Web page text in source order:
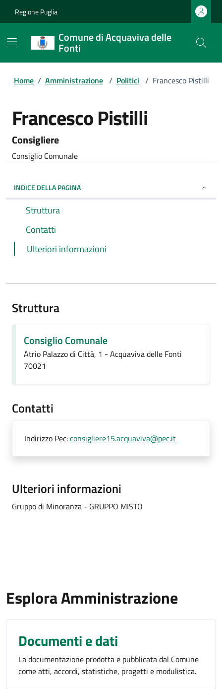
Regione Puglia
Comune di Acquaviva delle
Fonti
Home / Amministrazione / Politici / Francesco Pistilli
Francesco Pistilli
Consigliere
Consiglio Comunale
INDICE DELLA PAGINA
Struttura
Contatti
Ulteriori informazioni
Struttura
Consiglio Comunale
Atrio Palazzo di Città, 1 - Acquaviva delle Fonti
70021
Contatti
Indirizzo Pec:consigliere15.acquaviva@pec.it
Ulteriori informazioni
Gruppo di Minoranza - GRUPPO MISTO
Esplora Amministrazione
Documenti e dati
La documentazione prodotta e pubblicata dal Comune
come atti, accordi, statistiche, progetti e modulistica.